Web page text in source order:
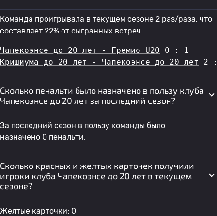
Команда проигрывала в текущем сезоне 2 раз/раза, что
составляет 22% от сыгранных встреч.
Чапекоэнсе до 20 лет - Гремио U20 0 : 1
Кришиума до 20 лет - Чапекоэнсе до 20 лет
2
Сколько пенальти было назначено в пользу клуба
Чапекоэнсе до 20 лет за последний сезон?
За последний сезон в пользу команды было
назначено 0 пенальти.
Сколько красных и желтых карточек получили
игроки клуба Чапекоэнсе до 20 лет в текущем
сезоне?
Желтые карточки: 0